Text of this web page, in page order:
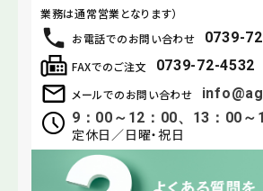
お電話でのお問い合わせ 0739-
メールでのお問い合わせ
9：00～12：00、13：00～
定休日／日曜・祝日
FAXでのご注文 0739-72-4532
業務は通常営業となります）